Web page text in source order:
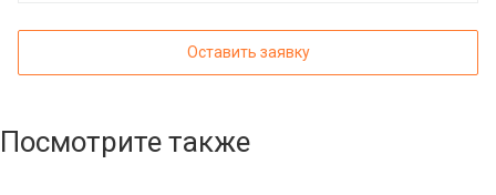
Оставить заявку
Посмотрите также